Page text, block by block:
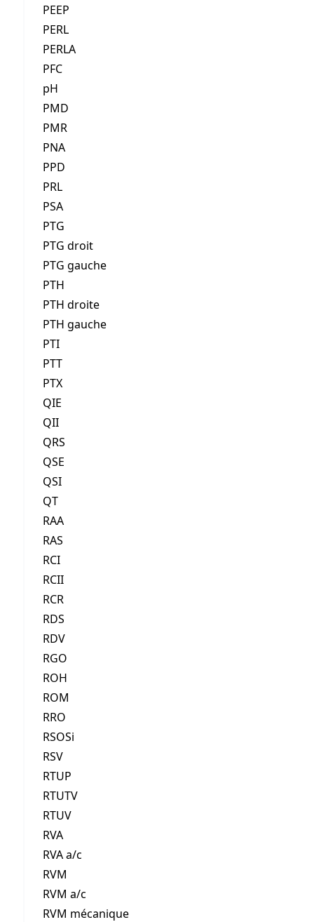
PEEP
PERL
PERLA
PFC
pH
PMD
PMR
PNA
PPD
PRL
PSA
PTG
PTG droit
PTG gauche
PTH
PTH droite
PTH gauche
PTI
PTT
PTX
QIE
QII
QRS
QSE
QSI
QT
RAA
RAS
RCI
RCII
RCR
RDS
RDV
RGO
ROH
ROM
RRO
RSOSi
RSV
RTUP
RTUTV
RTUV
RVA
RVA a/c
RVM
RVM a/c
RVM mécanique